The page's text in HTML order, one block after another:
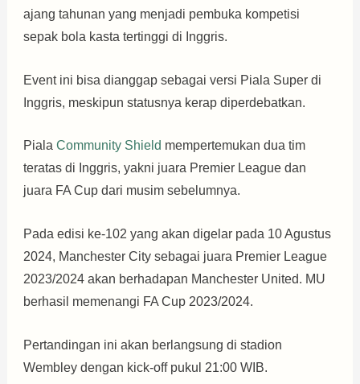
ajang tahunan yang menjadi pembuka kompetisi
sepak bola kasta tertinggi di Inggris.
Event ini bisa dianggap sebagai versi Piala Super di
Inggris, meskipun statusnya kerap diperdebatkan.
Piala Community Shield mempertemukan dua tim
teratas di Inggris, yakni juara Premier League dan
juara FA Cup dari musim sebelumnya.
Pada edisi ke-102 yang akan digelar pada 10 Agustus
2024, Manchester City sebagai juara Premier League
2023/2024 akan berhadapan Manchester United. MU
berhasil memenangi FA Cup 2023/2024.
Pertandingan ini akan berlangsung di stadion
Wembley dengan kick-off pukul 21:00 WIB.